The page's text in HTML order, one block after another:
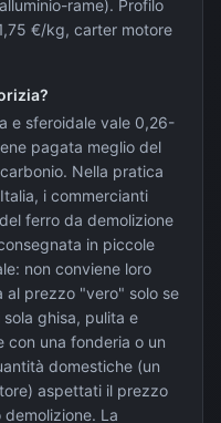
rame). Profilo
€/kg, carter motore
e sferoidale vale 0,26-
pagata meglio del
Nella pratica
i commercianti
ferro da demolizione
in piccole
non conviene loro
al prezzo "vero" solo se
ghisa, pulita e
una fonderia o un
domestiche (un
aspettati il prezzo
La